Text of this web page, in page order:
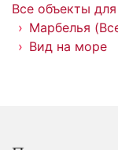
Все объекты
Марбелья
Вид на море